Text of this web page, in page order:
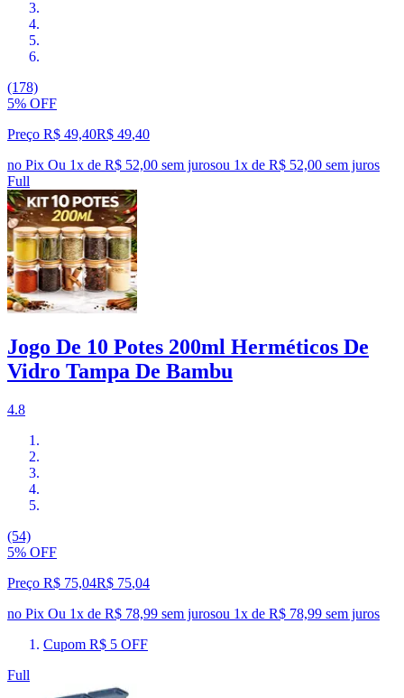
(178)
5% OFF
Preço R$ 49,40R$ 49,40
no Pix Ou 1x de R$ 52,00 sem jurosou 1x de R$ 52,00 sem juros
Full
Jogo De 10 Potes 200ml Herméticos De
Vidro Tampa De Bambu
4.8
(54)
5% OFF
Preço R$ 75,04R$ 75,04
no Pix Ou 1x de R$ 78,99 sem jurosou 1x de R$ 78,99 sem juros
Cupom R$ 5 OFF
Full